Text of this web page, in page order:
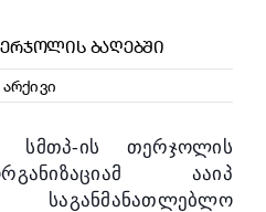
ᲑᲐᲦᲔᲑᲨᲘ
ის თერჯოლის
ააიპ